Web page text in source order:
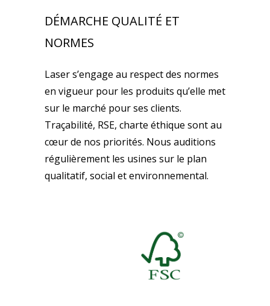
DÉMARCHE QUALITÉ ET
NORMES
Laser s’engage au respect des normes
en vigueur pour les produits qu’elle met
sur le marché pour ses clients.
Traçabilité, RSE, charte éthique sont au
cœur de nos priorités. Nous auditions
régulièrement les usines sur le plan
qualitatif, social et environnemental.